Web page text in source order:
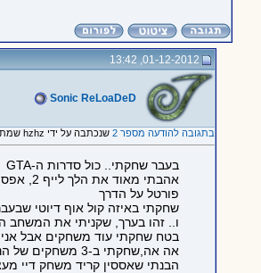
01-12-2012, 13:42
Sonic ReLoaDeD
בתגובה להודעה מספר 2 שנכתבה על ידי hzhz שמתחילה ב "מה אהבת לשחק בעבר?"
בעבר שחקתי.. כול סדרות ה-GTA
אהבתי מאוד את הלך לייף 2, אפסוד 2
פורטל על הדרך
שחקתי באיזה קול אוף דיוטי
ו.. זהו בערך, שקניתי את המשחב הישן בדיוק
בטח שחקתי עוד משחקים אבל אני
אה אה,שחקתי ב-3 משחקים של הנסיך הפרסי ומאוד אהבתי!
הבנתי שאססין קריד משחק דיי